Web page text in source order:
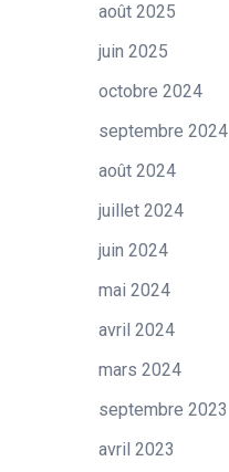
août 2025
juin 2025
octobre 2024
septembre 2024
août 2024
juillet 2024
juin 2024
mai 2024
avril 2024
mars 2024
septembre 2023
avril 2023